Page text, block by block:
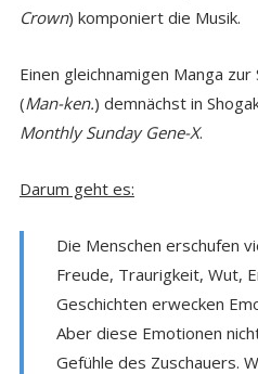
Crown) komponiert die Musik.
Einen gleichnamigen Manga
(Man-ken.) demnächst in
Monthly Sunday Gene-X.
Darum geht es:
Die Menschen erschufen
Freude, Traurigkeit, Wut,
Geschichten erwecken
Aber diese Emotionen
Gefühle des Zuschauers.